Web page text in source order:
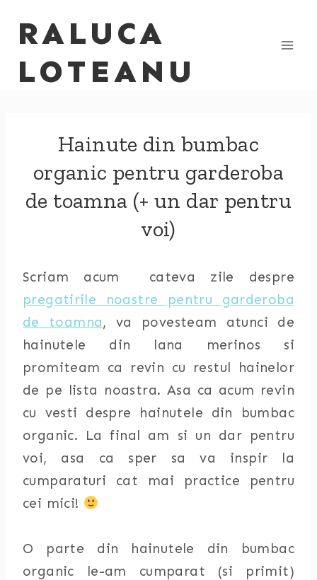
RALUCA
LOTEANU
Hainute din bumbac
organic pentru garderoba
de toamna (+ un dar pentru
voi)
Scriam acum cateva zile despre
pregatirile noastre pentru garderoba
de toamna, va povesteam atunci de
hainutele din lana merinos si
promiteam ca revin cu restul hainelor
de pe lista noastra. Asa ca acum revin
cu vesti despre hainutele din bumbac
organic. La final am si un dar pentru
voi, asa ca sper sa va inspir la
cumparaturi cat mai practice pentru
cei mici!
O parte din hainutele din bumbac
organic le-am cumparat (si primit)